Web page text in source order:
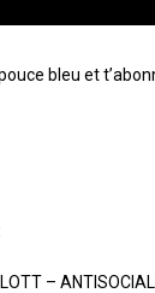
bleu et
–